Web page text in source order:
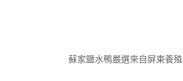
蘇家鹽水鴨嚴選來自屏東養